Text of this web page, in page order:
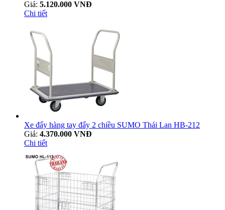
Giá: 5.120.000 VNĐ
Chi tiết
Xe đẩy hàng tay đẩy 2 chiều SUMO Thái Lan HB-212
Giá: 4.370.000 VNĐ
Chi tiết